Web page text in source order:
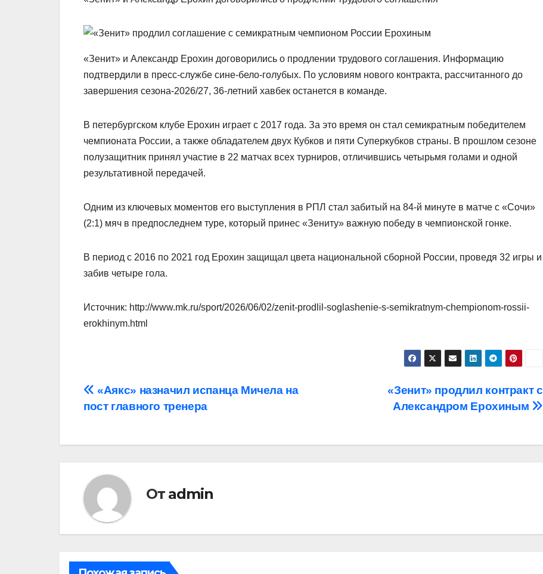
«Зенит» и Александр Ерохин договорились о продлении трудового соглашения. Информацию
подтвердили в пресс-службе сине-бело-голубых. По условиям нового контракта, рассчитанного до
завершения сезона-2026/27, 36-летний хавбек останется в команде.
В петербургском клубе Ерохин играет с 2017 года. За это время он стал семикратным победителем
чемпионата России, а также обладателем двух Кубков и пяти Суперкубков страны. В прошлом сезоне
полузащитник принял участие в 22 матчах всех турниров, отличившись четырьмя голами и одной
результативной передачей.
Одним из ключевых моментов его выступления в РПЛ стал забитый на 84-й минуте в матче с «Сочи»
(2:1) мяч в предпоследнем туре, который принес «Зениту» важную победу в чемпионской гонке.
В период с 2016 по 2021 год Ерохин защищал цвета национальной сборной России, проведя 32 игры и
забив четыре гола.
Источник: http://www.mk.ru/sport/2026/06/02/zenit-prodlil-soglashenie-s-semikratnym-chempionom-rossii-
erokhinym.html
Навигация
записям
«Зенит» продлил контракт с
Александром Ерохиным
«Аякс» назначил испанца Мичела на
пост главного тренера
От admin